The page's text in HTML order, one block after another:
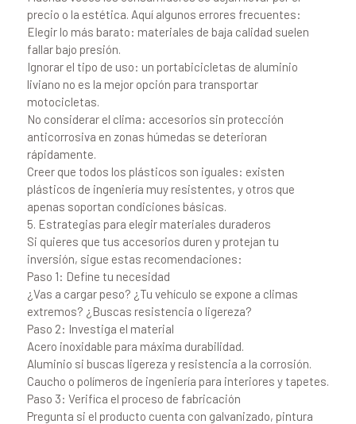
precio o la estética. Aquí algunos errores frecuentes:
Elegir lo más barato: materiales de baja calidad suelen
fallar bajo presión.
Ignorar el tipo de uso: un portabicicletas de aluminio
liviano no es la mejor opción para transportar
motocicletas.
No considerar el clima: accesorios sin protección
anticorrosiva en zonas húmedas se deterioran
rápidamente.
Creer que todos los plásticos son iguales: existen
plásticos de ingeniería muy resistentes, y otros que
apenas soportan condiciones básicas.
5. Estrategias para elegir materiales duraderos
Si quieres que tus accesorios duren y protejan tu
inversión, sigue estas recomendaciones:
Paso 1: Define tu necesidad
¿Vas a cargar peso? ¿Tu vehículo se expone a climas
extremos? ¿Buscas resistencia o ligereza?
Paso 2: Investiga el material
Acero inoxidable para máxima durabilidad.
Aluminio si buscas ligereza y resistencia a la corrosión.
Caucho o polímeros de ingeniería para interiores y tapetes.
Paso 3: Verifica el proceso de fabricación
Pregunta si el producto cuenta con galvanizado, pintura